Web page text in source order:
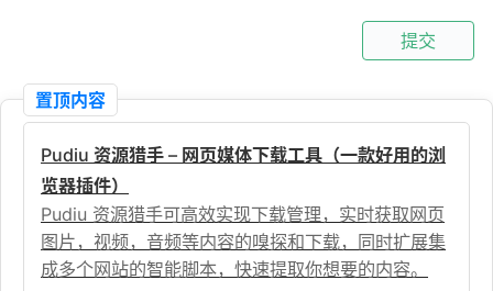
提交
置顶内容
Pudiu 资源猎手 – 网页媒体下载工具（一款好用的浏
览器插件）
Pudiu 资源猎手可高效实现下载管理，实时获取网页
图片，视频，音频等内容的嗅探和下载，同时扩展集
成多个网站的智能脚本，快速提取你想要的内容。